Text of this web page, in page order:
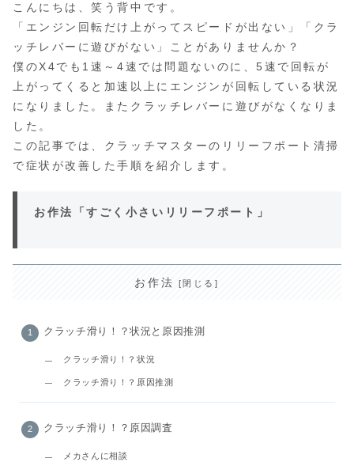
こんにちは、笑う背中です。
「エンジン回転だけ上がってスピードが出ない」「クラ
ッチレバーに遊びがない」ことがありませんか？
僕のX4でも1速～4速では問題ないのに、5速で回転が
上がってくると加速以上にエンジンが回転している状況
になりました。またクラッチレバーに遊びがなくなりま
した。
この記事では、クラッチマスターのリリーフポート清掃
で症状が改善した手順を紹介します。
お作法「すごく小さいリリーフポート」
お作法
クラッチ滑り！？状況と原因推測
クラッチ滑り！？状況
クラッチ滑り！？原因推測
クラッチ滑り！？原因調査
メカさんに相談